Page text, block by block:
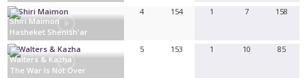
Romania
Israel
Shiri Maimon
Hasheket Shenish'ar
4 154 1 7 158
Walters & Kazha
The War Is Not Over
5 153 1 10 85